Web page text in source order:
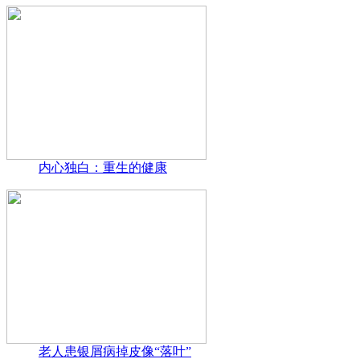
内心独白：重生的健康
老人患银屑病掉皮像“落叶”